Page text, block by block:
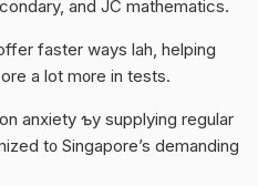
and JC mathematics.
faster wayѕ lah, helping
a lot m᧐re in tests.
anxiety ƅy supplying regular
t᧐ Singapore’s demanding